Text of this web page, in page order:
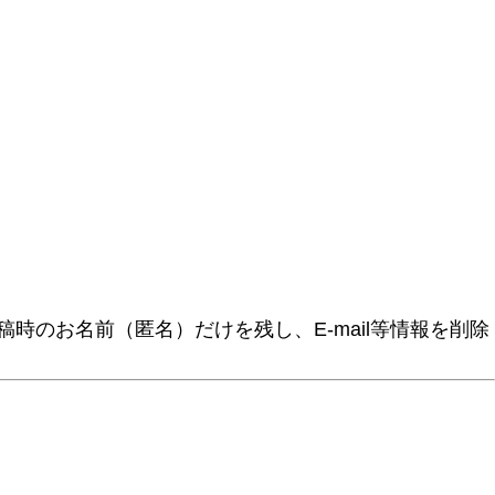
時のお名前（匿名）だけを残し、E-mail等情報を削除